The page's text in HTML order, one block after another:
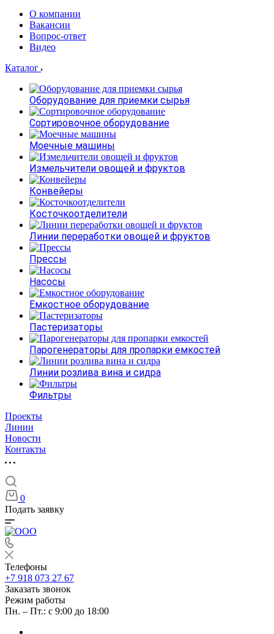
О компании
Вакансии
Вопрос-ответ
Видео
Каталог
Оборудование для приемки сырья
Сортировочное оборудование
Моечные машины
Измельчители овощей и фруктов
Конвейеры
Косточкоотделители
Линии переработки овощей и фруктов
Прессы
Насосы
Емкостное оборудование
Пастеризаторы
Парогенераторы для пропарки емкостей
Линии розлива вина и сидра
Фильтры
Проекты
Линии
Новости
Контакты
0
Подать заявку
Телефоны
+7 918 073 27 67
Заказать звонок
Режим работы
Пн. – Пт.: с 9:00 до 18:00